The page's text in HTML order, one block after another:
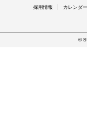
採用情報 カレンダ
©